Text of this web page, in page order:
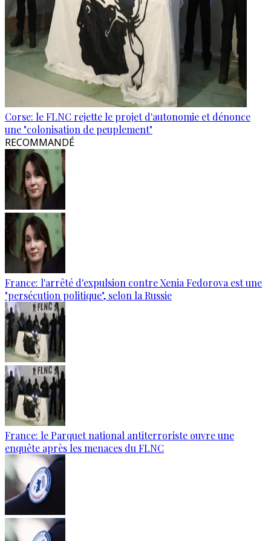
Corse: le FLNC rejette le projet d'autonomie et dénonce
une "colonisation de peuplement"
RECOMMANDÉ
France: l'arrêté d'expulsion contre Xenia Fedorova est une
"persécution politique", selon la Russie
France: le Parquet national antiterroriste ouvre une
enquête après les menaces du FLNC